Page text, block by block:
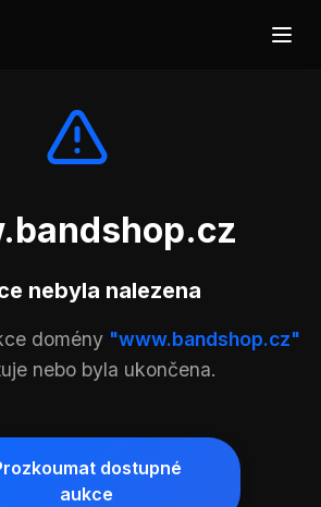
nebyla nalezena
domény "www.bandshop.cz"
nebo byla ukončena.
dostupné
aukce